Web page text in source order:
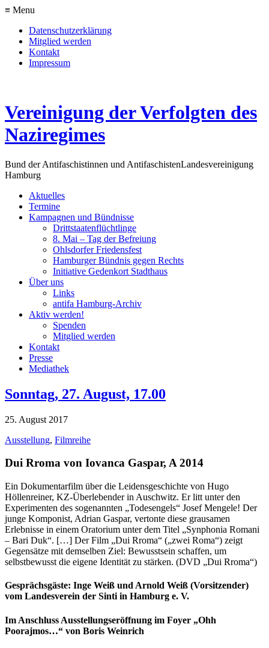
≡ Menu
Datenschutzerklärung
Mitglied werden
Kontakt
Impressum
Vereinigung der Verfolgten des
Naziregimes
Bund der Antifaschistinnen und AntifaschistenLandesvereinigung
Hamburg
Aktuelles
Termine
Kampagnen und Bündnisse
Drittstaatenflüchtlinge
8. Mai – Tag der Befreiung
Ohlsdorfer Friedensfest
Hamburger Bündnis gegen Rechts
Initiative Gedenkort Stadthaus
Über uns
Links
antifa Hamburg-Archiv
Aktiv werden!
Spenden
Mitglied werden
Kontakt
Presse
Mediathek
Sonntag, 27. August, 17.00
25. August 2017
Ausstellung, Filmreihe
Dui Rroma von Iovanca Gaspar, A 2014
Ein Dokumentarfilm über die Leidensgeschichte von Hugo
Höllenreiner, KZ-Überlebender in Auschwitz. Er litt unter den
Experimenten des sogenannten „Todesengels“ Josef Mengele! Der
junge Komponist, Adrian Gaspar, vertonte diese grausamen
Erlebnisse in einem Oratorium unter dem Titel „Synphonia Romani
– Bari Duk“. […] Der Film „Dui Rroma“ („zwei Roma“) zeigt
Gegensätze mit demselben Ziel: Bewusstsein schaffen, um
selbstbewusst die eigene Identität zu stärken. (DVD „Dui Rroma“)
Gesprächsgäste: Inge Weiß und Arnold Weiß (Vorsitzender)
vom Landesverein der Sinti in Hamburg e. V.
Im Anschluss Ausstellungseröffnung im Foyer „Ohh
Poorajmos…“ von Boris Weinrich